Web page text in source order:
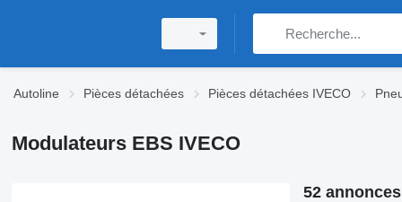
Autoline Pièces détachées Pièces détachées IVECO
Modulateurs EBS IVECO
52